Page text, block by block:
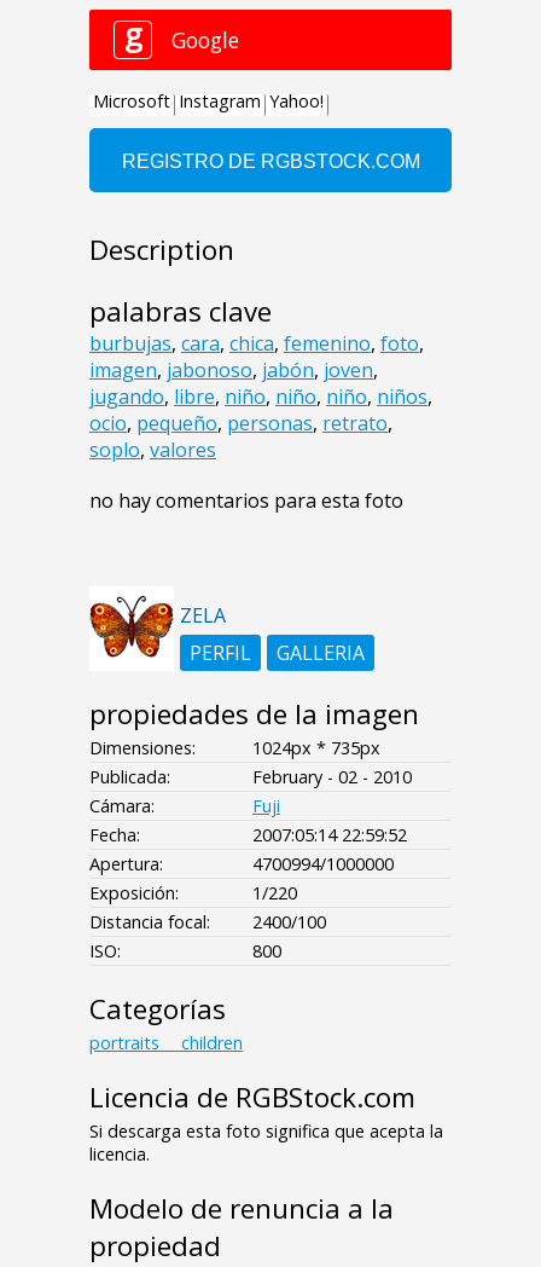
Description
palabras clave
burbujas, cara, chica, femenino, foto,
imagen, jabonoso, jabón, joven,
jugando, libre, niño, niño, niño, niños,
ocio, pequeño, personas, retrato,
soplo, valores
no hay comentarios para esta foto
ZELA
PERFIL
GALLERIA
propiedades de la imagen
Dimensiones:
1024px * 735px
Publicada:
February - 02 - 2010
Cámara:
Fuji
Fecha:
2007:05:14 22:59:52
Apertura:
4700994/1000000
Exposición:
1/220
Distancia focal:
2400/100
ISO:
800
Categorías
portraits___children
Licencia de RGBStock.com
Si descarga esta foto significa que acepta la
licencia.
Modelo de renuncia a la
propiedad